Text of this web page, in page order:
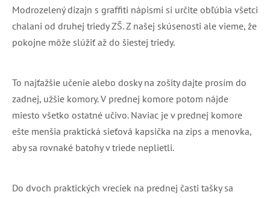
Modrozelený dizajn s graffiti nápismi si určite obľúbia všetci
chalani od druhej triedy ZŠ. Z našej skúsenosti ale vieme, že
pokojne môže slúžiť až do šiestej triedy.
To najťažšie učenie alebo dosky na zošity dajte prosím do
zadnej, užšie komory. V prednej komore potom nájde
miesto všetko ostatné učivo. Naviac je v prednej komore
ešte menšia praktická sieťová kapsička na zips a menovka,
aby sa rovnaké batohy v triede neplietli.
Do dvoch praktických vreciek na prednej časti tašky sa